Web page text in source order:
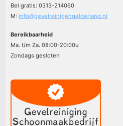
Bel gratis: 0313-214060
M:info@gevelreinigengelderland.nl
Bereikbaarheid
Ma. t/m Za. 08:00-20:00u
Zondags gesloten